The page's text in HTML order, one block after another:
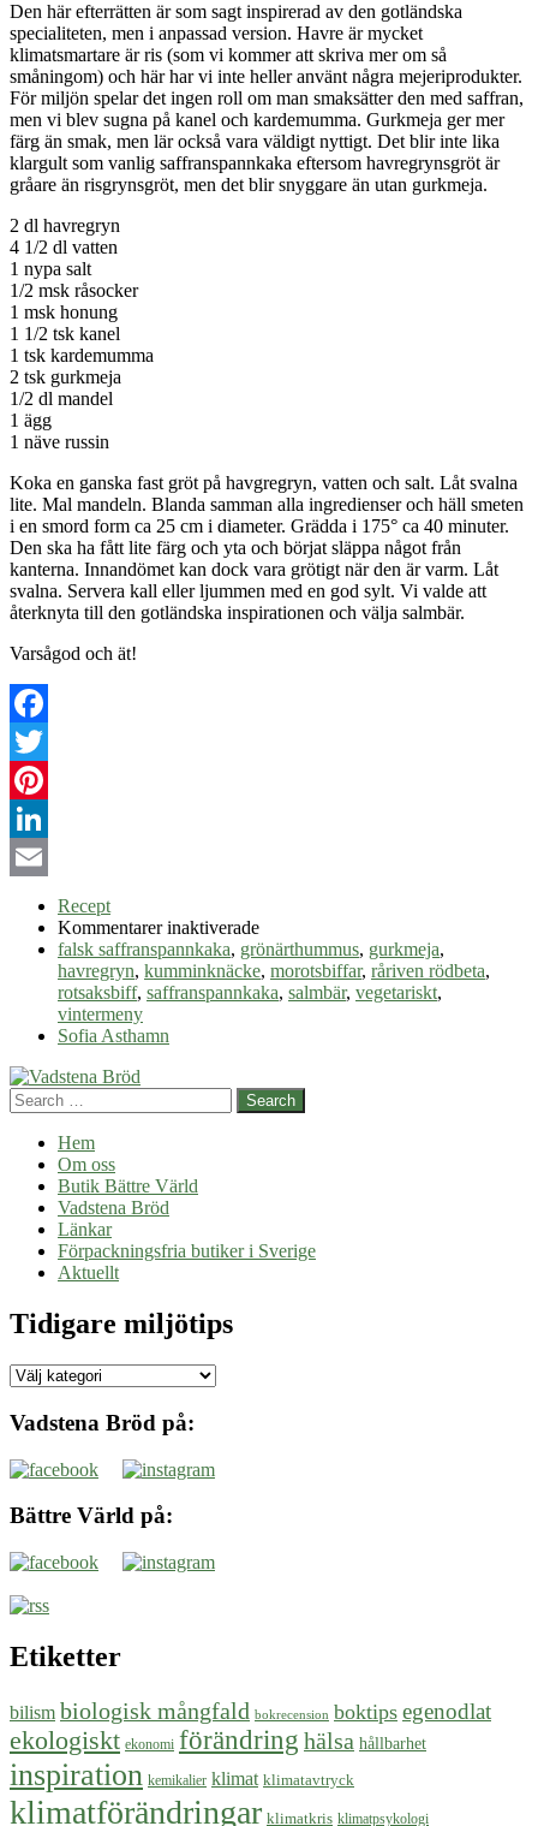
Den här efterrätten är som sagt inspirerad av den gotländska
specialiteten, men i anpassad version. Havre är mycket
klimatsmartare är ris (som vi kommer att skriva mer om så
småningom) och här har vi inte heller använt några mejeriprodukter.
För miljön spelar det ingen roll om man smaksätter den med saffran,
men vi blev sugna på kanel och kardemumma. Gurkmeja ger mer
färg än smak, men lär också vara väldigt nyttigt. Det blir inte lika
klargult som vanlig saffranspannkaka eftersom havregrynsgröt är
gråare än risgrynsgröt, men det blir snyggare än utan gurkmeja.
2 dl havregryn
4 1/2 dl vatten
1 nypa salt
1/2 msk råsocker
1 msk honung
1 1/2 tsk kanel
1 tsk kardemumma
2 tsk gurkmeja
1/2 dl mandel
1 ägg
1 näve russin
Koka en ganska fast gröt på havgregryn, vatten och salt. Låt svalna
lite. Mal mandeln. Blanda samman alla ingredienser och häll smeten
i en smord form ca 25 cm i diameter. Grädda i 175° ca 40 minuter.
Den ska ha fått lite färg och yta och börjat släppa något från
kanterna. Innandömet kan dock vara grötigt när den är varm. Låt
svalna. Servera kall eller ljummen med en god sylt. Vi valde att
återknyta till den gotländska inspirationen och välja salmbär.
Varsågod och ät!
Facebook
Twitter
Pinterest
LinkedIn
Recept
Kommentarer inaktiveradeför
Vintermat
falsk saffranspannkaka, grönärthummus, gurkmeja,
havregryn, kumminknäcke, morotsbiffar, råriven rödbeta,
rotsaksbiff, saffranspannkaka, salmbär, vegetariskt,
vintermeny
Sofia Asthamn
Search
Hem
Om oss
Butik Bättre Värld
Vadstena Bröd
Länkar
Förpackningsfria butiker i Sverige
Aktuellt
Tidigare miljötips
Tidigare
Vadstena Bröd på:
Bättre Värld på:
Etiketter
bilism biologisk mångfald bokrecension boktips egenodlat
ekologiskt ekonomi förändring hälsa hållbarhet
inspiration kemikalier klimat klimatavtryck
klimatförändringar klimatkris klimatpsykologi